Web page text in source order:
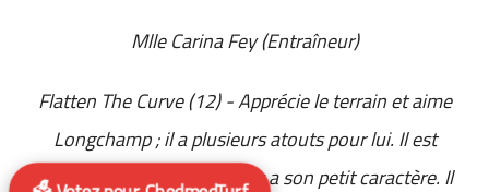
Mlle Carina Fey (Entraîneur)
Flatten The Curve (12) - Apprécie le terrain et aime
Longchamp ; il a plusieurs atouts pour lui. Il est
régulier et pas difficile, mais a son petit caractère. Il